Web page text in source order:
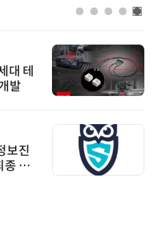
다래
다래
026'